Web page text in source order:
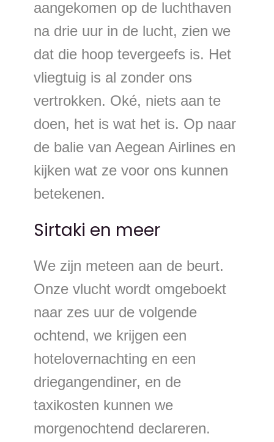
aangekomen op de luchthaven
na drie uur in de lucht, zien we
dat die hoop tevergeefs is. Het
vliegtuig is al zonder ons
vertrokken. Oké, niets aan te
doen, het is wat het is. Op naar
de balie van Aegean Airlines en
kijken wat ze voor ons kunnen
betekenen.
Sirtaki en meer
We zijn meteen aan de beurt.
Onze vlucht wordt omgeboekt
naar zes uur de volgende
ochtend, we krijgen een
hotelovernachting en een
driegangendiner, en de
taxikosten kunnen we
morgenochtend declareren.